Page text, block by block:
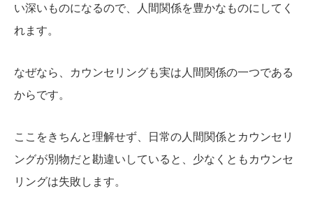
い深いものになるので、人間関係を豊かなものにしてく
れます。
なぜなら、カウンセリングも実は人間関係の一つである
からです。
ここをきちんと理解せず、日常の人間関係とカウンセリ
ングが別物だと勘違いしていると、少なくともカウンセ
リングは失敗します。